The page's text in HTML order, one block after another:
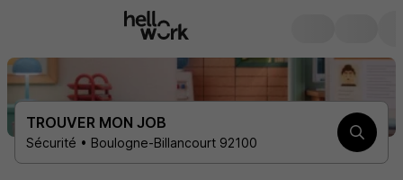
TROUVER MON JOB
Sécurité • Boulogne-Billancourt 92100